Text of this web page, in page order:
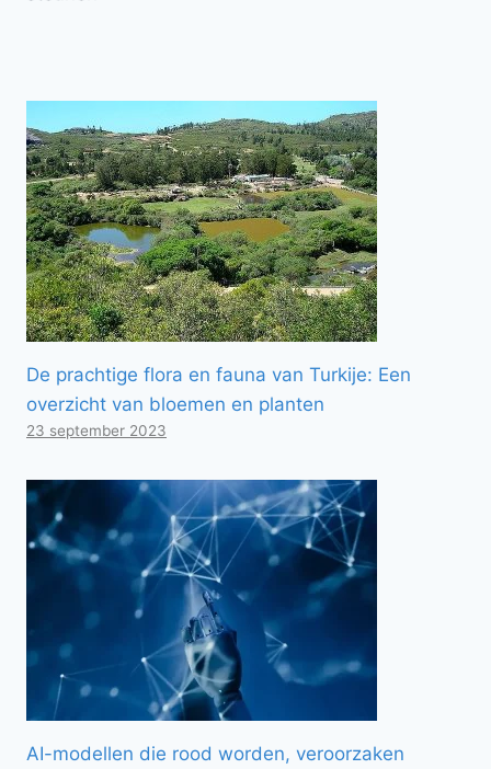
De prachtige flora en fauna van Turkije: Een
overzicht van bloemen en planten
23 september 2023
AI-modellen die rood worden, veroorzaken